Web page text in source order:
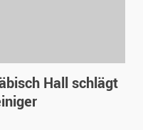
Hall schlägt